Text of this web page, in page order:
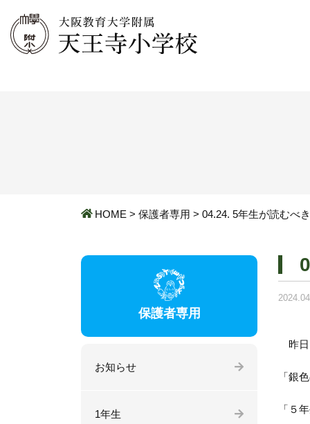
HOME > 保護者専用 > 04.24. 5年生が読むべ
昨日
「銀
「５
保護者専用
お知らせ
1年生